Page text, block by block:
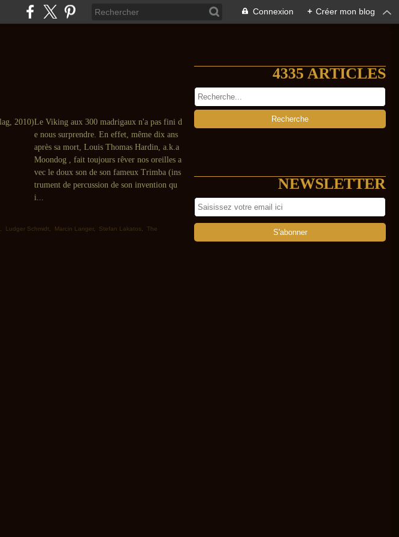
Connexion + Créer mon blog
Le Viking aux 300 madrigaux n'a pas fini d
e nous surprendre. En effet, même dix ans
après sa mort, Louis Thomas Hardin, a.k.a
Moondog , fait toujours rêver nos oreilles a
vec le doux son de son fameux Trimba (ins
trument de percussion de son invention qu
i...
Ludger Schmidt Marcin Langer, Stefan Lakatos
The
4335 ARTICLES
NEWSLETTER